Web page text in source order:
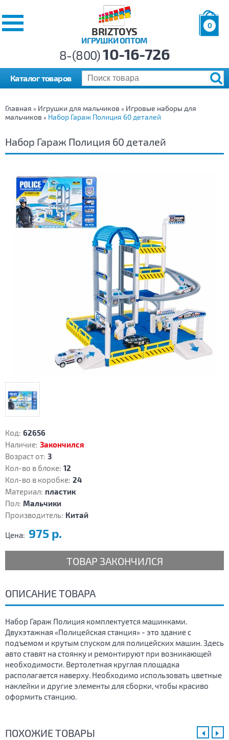
BRIZTOYS
ИГРУШКИ ОПТОМ
0
р.
8-(800)10-16-726
Каталог товаров
Главная » Игрушки для мальчиков » Игровые наборы для
мальчиков » Набор Гараж Полиция 60 деталей
Набор Гараж Полиция 60 деталей
Код: 62656
Наличие: Закончился
Возраст от: 3
Кол-во в блоке: 12
Кол-во в коробке: 24
Материал: пластик
Пол: Мальчики
Производитель: Китай
Цена: 975 р.
ТОВАР ЗАКОНЧИЛСЯ
ОПИСАНИЕ ТОВАРА
Набор Гараж Полиция комплектуется машинками.
Двухэтажная «Полицейская станция» - это здание с
подъемом и крутым спуском для полицейских машин. Здесь
авто ставят на стоянку и ремонтируют при возникающей
необходимости. Вертолетная круглая площадка
располагается наверху. Необходимо использовать цветные
наклейки и другие элементы для сборки, чтобы красиво
оформить станцию.
ПОХОЖИЕ ТОВАРЫ